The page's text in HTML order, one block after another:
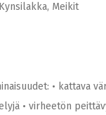
Kynsilakka, Meikit
• kattava
• virheetön